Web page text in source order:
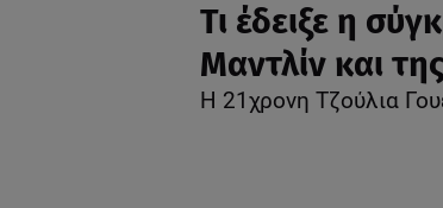
Τι έδειξε η
Μαντλίν και
Η 21χρονη Τζούλια